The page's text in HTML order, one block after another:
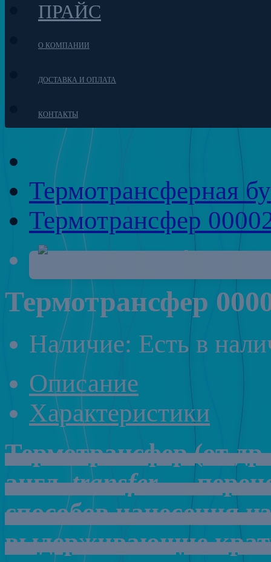
ПРАЙС
О КОМПАНИИ
ДОСТАВКА И ОПЛАТА
КОНТАКТЫ
Термотрансферная
Термотрансфер
Термотрансфер
Наличие: Есть в
Описание
Характеристики
Термотрансфер(от др
англ. transfer—
способов нанесения
выдерживающие